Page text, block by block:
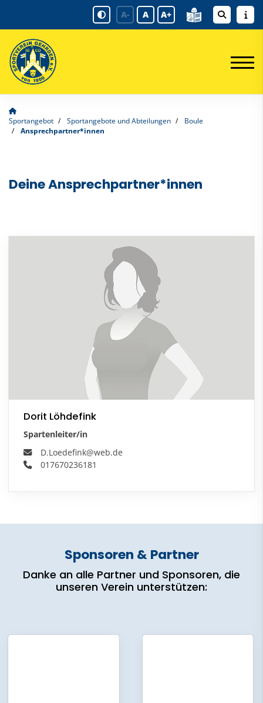
A- A A+
Sportangebot Sportangebote und Abteilungen
Boule
Ansprechpartner*innen
Deine Ansprechpartner*innen
Dorit Löhdefink
Spartenleiter/in
D.Loedefink@web.de
017670236181
Sponsoren & Partner
Danke an alle Partner und Sponsoren, die
unseren Verein unterstützen: